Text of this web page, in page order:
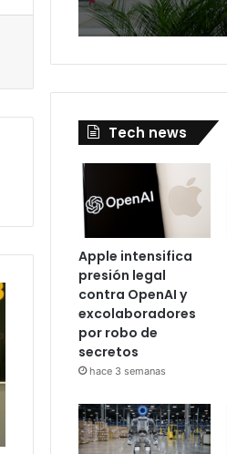
Tech news
Apple intensifica
presión legal
contra OpenAI y
excolaboradores
por robo de
secretos
hace 3 semanas